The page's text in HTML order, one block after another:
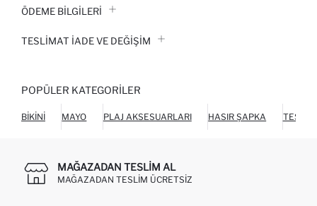
ÖDEME BİLGİLERİ
TESLIMAT İADE VE DEĞIŞIM
POPÜLER KATEGORILER
BIKINI MAYO PLAJ AKSESUARLARI HASIR ŞAPKA
MAĞAZADAN TESLIM AL
MAĞAZADAN TESLIM ÜCRETSIZ